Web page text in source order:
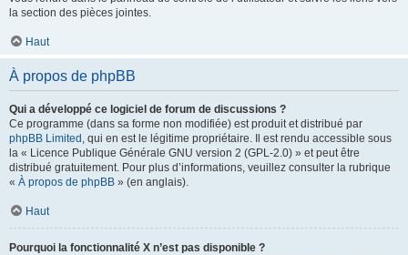
la section des pièces jointes.
Haut
À propos de phpBB
Qui a développé ce logiciel de forum de discussions ?
Ce programme (dans sa forme non modifiée) est produit et distribué par
phpBB Limited , qui en est le légitime propriétaire. Il est rendu accessible sous
la « Licence Publique Générale GNU version 2 (GPL-2.0) » et peut être
distribué gratuitement. Pour plus d’informations, veuillez consulter la rubrique
« À propos de phpBB » (en anglais).
Haut
Pourquoi la fonctionnalité X n’est pas disponible ?